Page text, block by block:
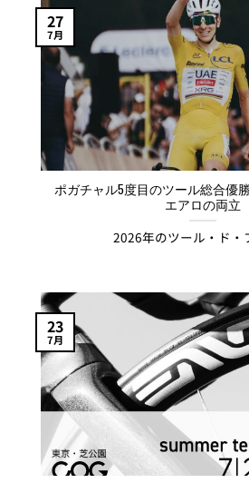
ポガチャル5度目のツール総合優
エアロの両立
2026年のツール・ド・
27
7月
23
7月